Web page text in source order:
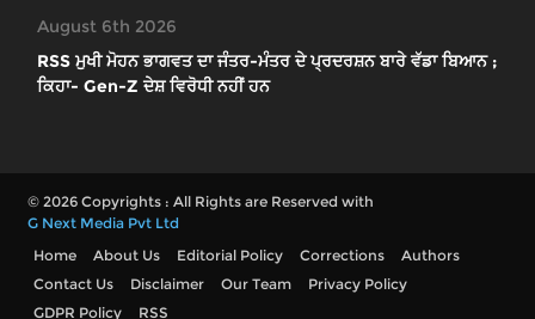
August 6th 2026
RSS ਮੁਖੀ ਮੋਹਨ ਭਾਗਵਤ ਦਾ ਜੰਤਰ-ਮੰਤਰ ਦੇ ਪ੍ਰਦਰਸ਼ਨ ਬਾਰੇ ਵੱਡਾ ਬਿਆਨ ;
ਕਿਹਾ- Gen-Z ਦੇਸ਼ ਵਿਰੋਧੀ ਨਹੀਂ ਹਨ
© 2026 Copyrights : All Rights are Reserved with
G Next Media Pvt Ltd
Home
About Us Editorial Policy Corrections
Authors
Contact Us
Disclaimer Our Team
Privacy Policy
GDPR Policy
RSS